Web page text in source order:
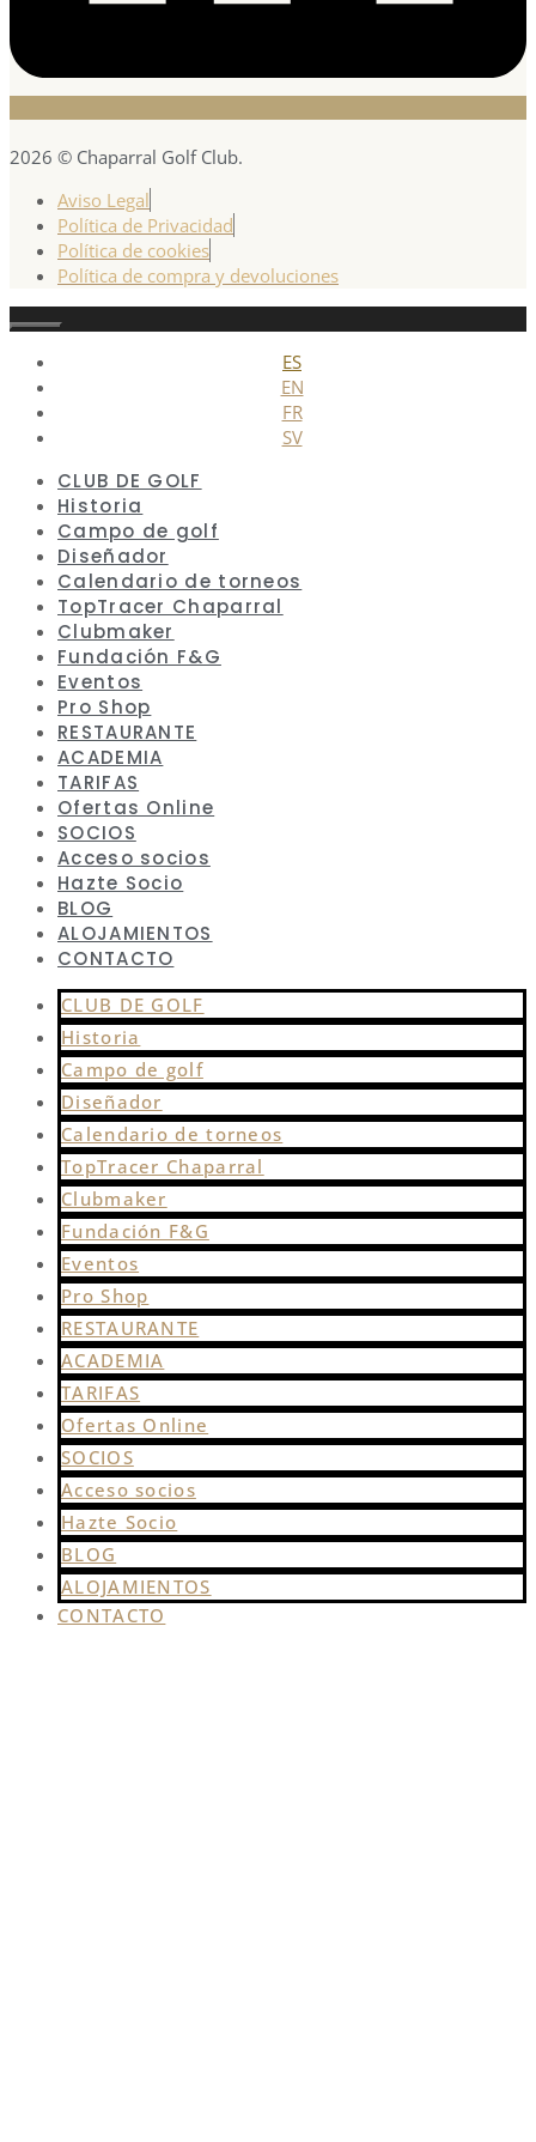
2026 © Chaparral Golf Club.
Aviso Legal
Política de Privacidad
Política de cookies
Política de compra y devoluciones
Cerrar
ES
EN
FR
SV
CLUB DE GOLF
Historia
Campo de golf
Diseñador
Calendario de torneos
TopTracer Chaparral
Clubmaker
Fundación F&G
Eventos
Pro Shop
RESTAURANTE
ACADEMIA
TARIFAS
Ofertas Online
SOCIOS
Acceso socios
Hazte Socio
BLOG
ALOJAMIENTOS
CONTACTO
CLUB DE GOLF
Historia
Campo de golf
Diseñador
Calendario de torneos
TopTracer Chaparral
Clubmaker
Fundación F&G
Eventos
Pro Shop
RESTAURANTE
ACADEMIA
TARIFAS
Ofertas Online
SOCIOS
Acceso socios
Hazte Socio
BLOG
ALOJAMIENTOS
CONTACTO